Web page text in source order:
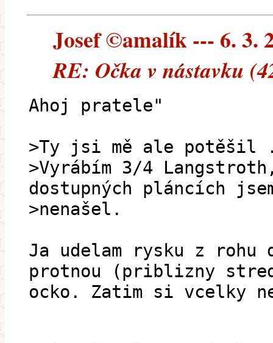
Josef ©amalík --- 6. 3.
RE: Očka v nástavku
Ahoj pratele"
>Ty jsi mě ale
>Vyrábím 3/4
dostupných pláncích
>nenašel.
Ja udelam rysku z rohu
protnou (priblizny
ocko. Zatim si vcelky